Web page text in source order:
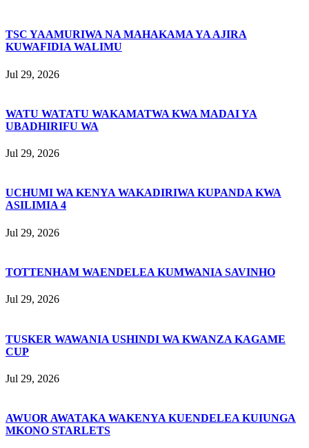
TSC YAAMURIWA NA MAHAKAMA YA AJIRA
KUWAFIDIA WALIMU
Jul 29, 2026
WATU WATATU WAKAMATWA KWA MADAI YA
UBADHIRIFU WA
Jul 29, 2026
UCHUMI WA KENYA WAKADIRIWA KUPANDA KWA
ASILIMIA 4
Jul 29, 2026
TOTTENHAM WAENDELEA KUMWANIA SAVINHO
Jul 29, 2026
TUSKER WAWANIA USHINDI WA KWANZA KAGAME
CUP
Jul 29, 2026
AWUOR AWATAKA WAKENYA KUENDELEA KUIUNGA
MKONO STARLETS